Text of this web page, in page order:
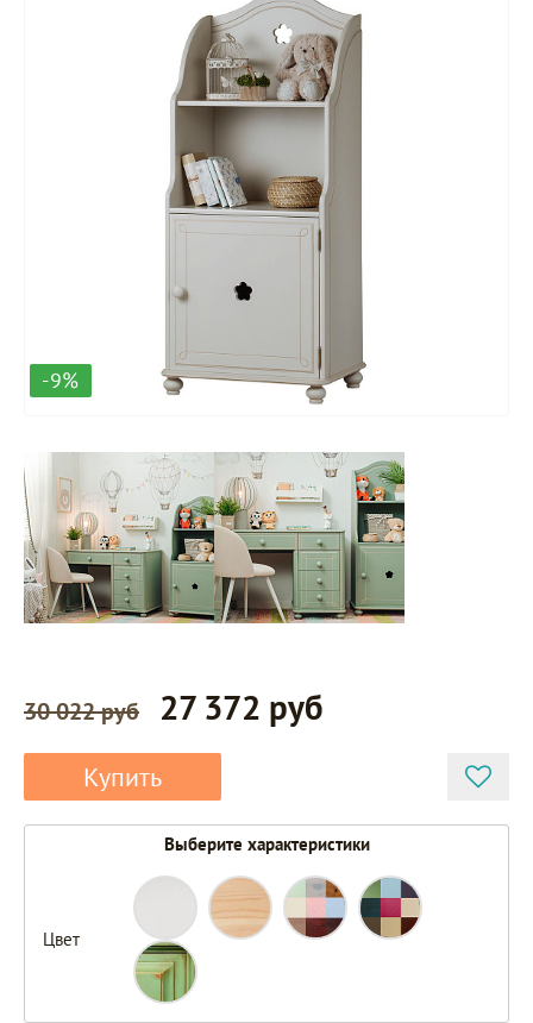
-9%
30 022 руб 27 372 руб
Купить
Выберите характеристики
Цвет